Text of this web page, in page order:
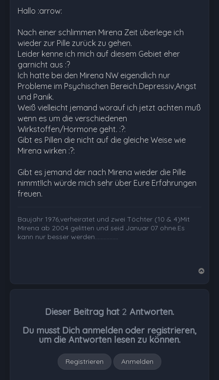
Hallo :arrow:
Nach einer schlimmen Mirena Zeit überlege ich
wieder zur Pille zurück zu gehen.
Leider kenne ich mich auf diesem Gebiet eher
garnicht aus :?
Ich hatte bei den Mirena NW eigendlich nur
Probleme im Psychischen Bereich.Depressiv,Angst
und Panik.
Weiß vielleicht jemand worauf ich jetzt achten muß
wenn es um die verschiedenen
Wirkstoffen/Hormone geht. :?:
Gibt es Pillen die nicht auf die gleiche Weise wie
Mirena wirken :?:
Gibt es jemand der nach Mirena wieder die Pille
nimmt!Ich würde mich sehr über Eure Erfahrungen
freuen.
Baujahr 1976,verheiratet und zwei Töchter (10 & 4)Mit
Mirena ab 2004 gelitten und seid Januar 07 ohne.Es
kann nur besser werden................
Dieser Beitrag hat 2 Antworten.
Du musst Dich anmelden oder registrieren,
um die Antworten lesen zu können.
Registrieren Anmelden